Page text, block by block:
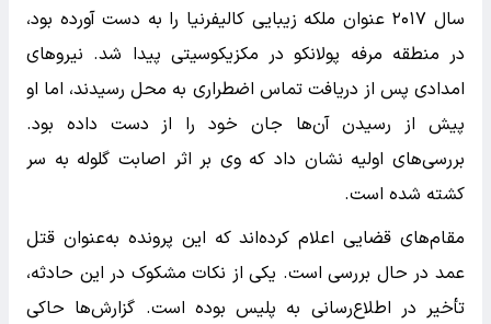
سال ۲۰۱۷ عنوان ملکه زیبایی کالیفرنیا را به دست آورده بود،
در منطقه مرفه پولانکو در مکزیکوسیتی پیدا شد. نیروهای
امدادی پس از دریافت تماس اضطراری به محل رسیدند، اما او
پیش از رسیدن آن‌ها جان خود را از دست داده بود.
بررسی‌های اولیه نشان داد که وی بر اثر اصابت گلوله به سر
کشته شده است.
مقام‌های قضایی اعلام کرده‌اند که این پرونده به‌عنوان قتل
عمد در حال بررسی است. یکی از نکات مشکوک در این حادثه،
تأخیر در اطلاع‌رسانی به پلیس بوده است. گزارش‌ها حاکی